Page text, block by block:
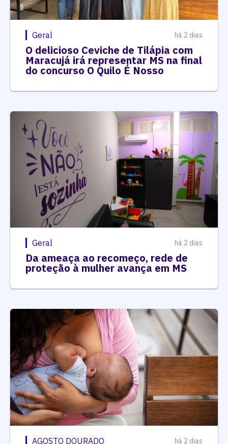
Geral há 2 dias
O delicioso Ceviche de Tilápia com
Maracujá irá representar MS na final
do concurso O Quilo É Nosso
Geral há 2 dias
Da ameaça ao recomeço, rede de
proteção à mulher avança em MS
AGOSTO DOURADO há 2 dias